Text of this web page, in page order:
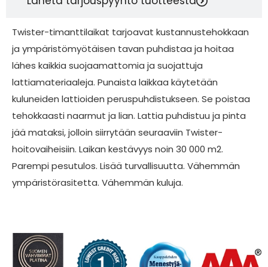
Twister-timanttilaikat tarjoavat kustannustehokkaan
ja ympäristömyötäisen tavan puhdistaa ja hoitaa
lähes kaikkia suojaamattomia ja suojattuja
lattiamateriaaleja. Punaista laikkaa käytetään
kuluneiden lattioiden peruspuhdistukseen. Se poistaa
tehokkaasti naarmut ja lian. Lattia puhdistuu ja pinta
jää mataksi, jolloin siirrytään seuraaviin Twister-
hoitovaiheisiin. Laikan kestävyys noin 30 000 m2.
Parempi pesutulos. Lisää turvallisuutta. Vähemmän
ympäristörasitetta. Vähemmän kuluja.